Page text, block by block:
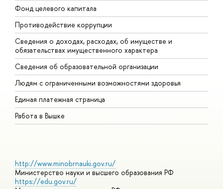
Фонд целевого капитала
Противодействие коррупции
Сведения о доходах, расходах, об имуществе и
обязательствах имущественного характера
Сведения об образовательной организации
Людям с ограниченными возможностями здоровья
Единая платежная страница
Работа в Вышке
http://www.minobrnauki.gov.ru/
Министерство науки и высшего образования РФ
https://edu.gov.ru/